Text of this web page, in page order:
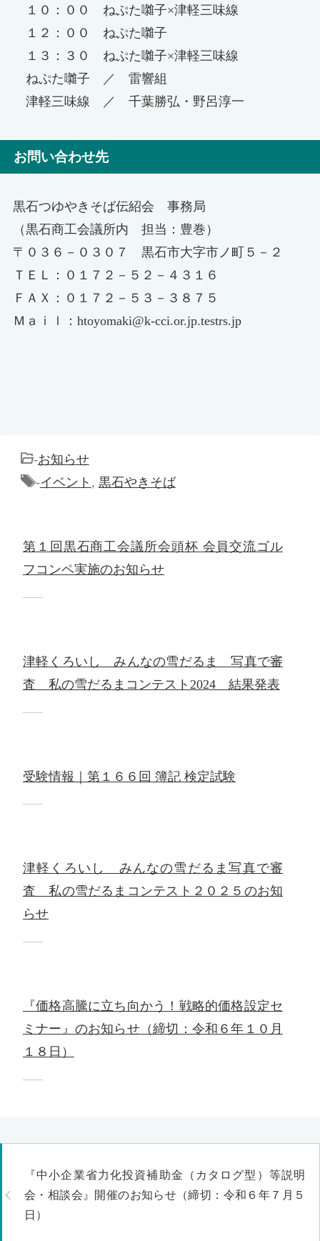
１０：００ ねぷた囃子×津軽三味線
１２：００ ねぷた囃子
１３：３０ ねぷた囃子×津軽三味線
ねぷた囃子 ／ 雷響組
津軽三味線 ／ 千葉勝弘・野呂淳一
お問い合わせ先
黒石つゆやきそば伝紹会 事務局
（黒石商工会議所内 担当：豊巻）
〒０３６－０３０７ 黒石市大字市ノ町５－２
ＴＥＬ：０１７２－５２－４３１６
ＦＡＸ：０１７２－５３－３８７５
Ｍａｉｌ：htoyomaki@k-cci.or.jp.testrs.jp
-お知らせ
-イベント , 黒石やきそば
第１回黒石商工会議所会頭杯 会員交流ゴル
フコンペ実施のお知らせ
津軽くろいし みんなの雪だるま 写真で審
査 私の雪だるまコンテスト2024 結果発表
受験情報｜第１６６回 簿記 検定試験
津軽くろいし みんなの雪だるま写真で審
査 私の雪だるまコンテスト２０２５のお知
らせ
『価格高騰に立ち向かう！戦略的価格設定セ
ミナー』のお知らせ（締切：令和６年１０月
１８日）
『中小企業省力化投資補助金（カタログ型）等説明
会・相談会』開催のお知らせ（締切：令和６年７月５
日）